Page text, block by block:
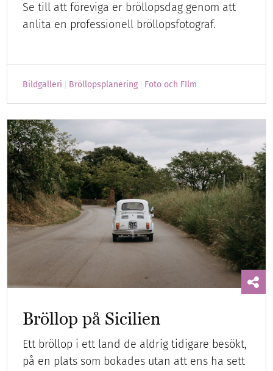
Se till att föreviga er bröllopsdag genom att
anlita en professionell bröllopsfotograf.
Bildgalleri Bröllopsplanering Foto och FIlm
Bröllop på Sicilien
Ett bröllop i ett land de aldrig tidigare besökt,
på en plats som bokades utan att ens ha sett